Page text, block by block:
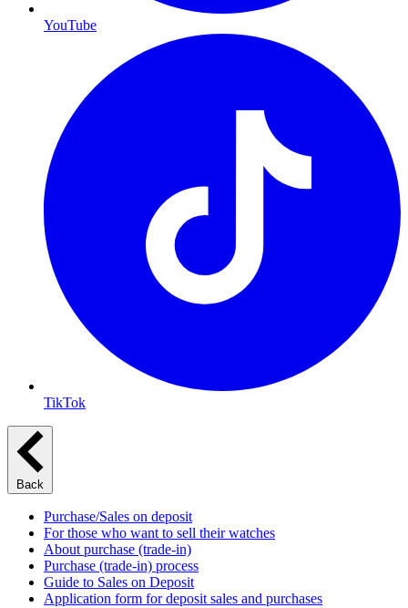
YouTube
TikTok
Back
Purchase/Sales on deposit
For those who want to sell their watches
About purchase (trade-in)
Purchase (trade-in) process
Guide to Sales on Deposit
Application form for deposit sales and purchases